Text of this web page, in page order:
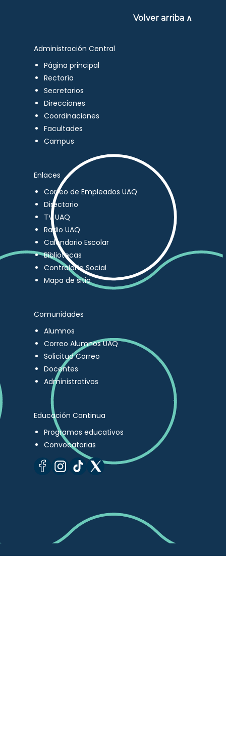
Volver arriba ∧
Administración Central
Página principal
Rectoría
Secretarios
Direcciones
Coordinaciones
Facultades
Campus
Enlaces
Correo de Empleados UAQ
Directorio
TV UAQ
Radio UAQ
Calendario Escolar
Bibliotecas
Contraloría Social
Mapa de sitio
Comunidades
Alumnos
Correo Alumnos UAQ
Solicitud Correo
Docentes
Administrativos
Educación Continua
Programas educativos
Convocatorias